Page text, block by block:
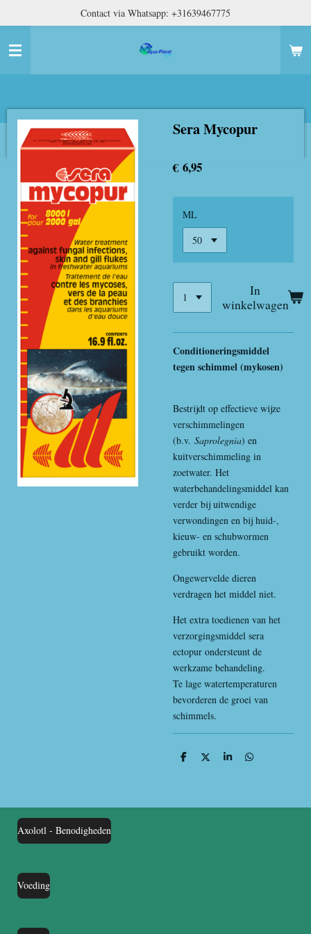
naar
hoofdinhoud
Contact via Whatsapp: +31639467775
Sera Mycopur
€ 6,95
ML
In
winkelwagen
Conditioneringsmiddel
tegen schimmel (mykosen)
Bestrijdt op effectieve wijze
verschimmelingen
(b.v. Saprolegnia) en
kuitverschimmeling in
zoetwater. Het
waterbehandelingsmiddel kan
verder bij uitwendige
verwondingen en bij huid-,
kieuw- en schubwormen
gebruikt worden.
Ongewervelde dieren
verdragen het middel niet.
Het extra toedienen van het
verzorgingsmiddel sera
ectopur ondersteunt de
werkzame behandeling.
Te lage watertemperaturen
bevorderen de groei van
schimmels.
D
D
S
D
Axolotl - Benodigheden
Voeding